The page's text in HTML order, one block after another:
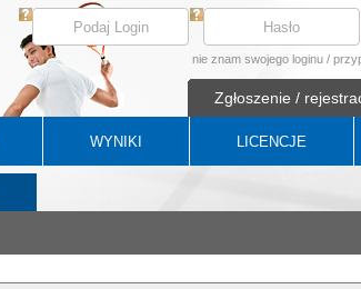
nie znam swojego loginu /
Zgłoszenie /
WYNIKI LICENCJE